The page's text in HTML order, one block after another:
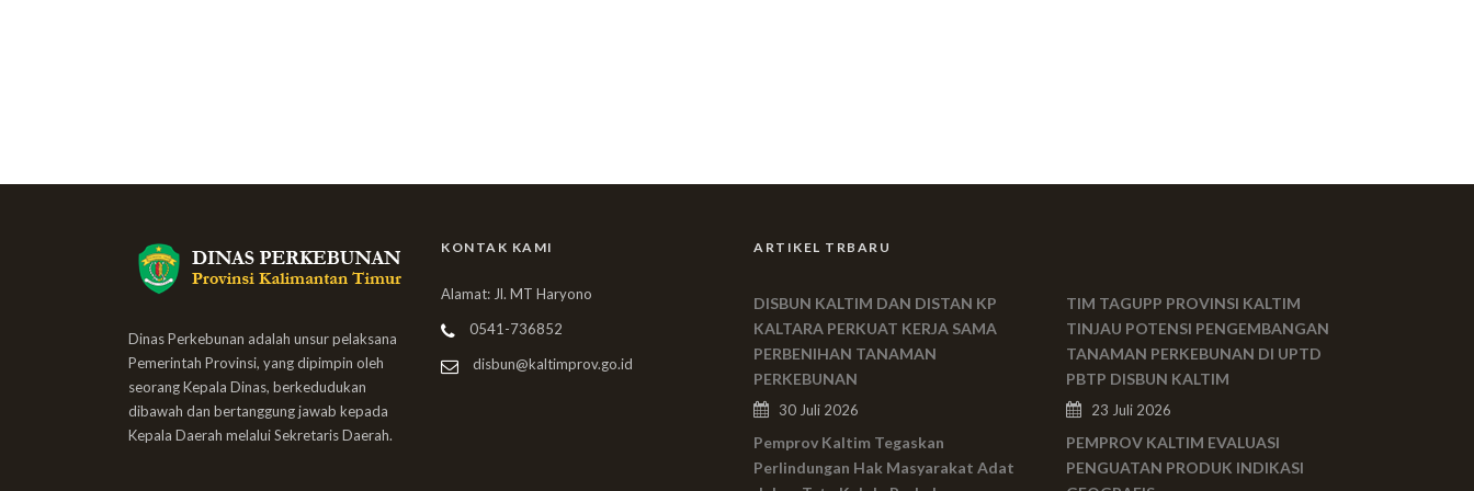
Dinas Perkebunan adalah unsur pelaksana
Pemerintah Provinsi, yang dipimpin oleh
seorang Kepala Dinas, berkedudukan
dibawah dan bertanggung jawab kepada
Kepala Daerah melalui Sekretaris Daerah.
KONTAK KAMI
Alamat: Jl. MT Haryono
0541-736852
disbun@kaltimprov.go.id
ARTIKEL TRBARU
DISBUN KALTIM DAN DISTAN KP
KALTARA PERKUAT KERJA SAMA
PERBENIHAN TANAMAN
PERKEBUNAN
30 Juli 2026
Pemprov Kaltim Tegaskan
Perlindungan Hak Masyarakat Adat
TIM TAGUPP PROVINSI KALTIM
TINJAU POTENSI PENGEMBANGAN
TANAMAN PERKEBUNAN DI UPTD
PBTP DISBUN KALTIM
23 Juli 2026
PEMPROV KALTIM EVALUASI
PENGUATAN PRODUK INDIKASI